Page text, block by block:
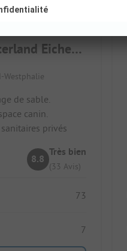
Campingpark Münsterland Eichenhof
Westphalie
de sable.
canin.
privés
8.8
Très bien
(33 Avis)
73
7